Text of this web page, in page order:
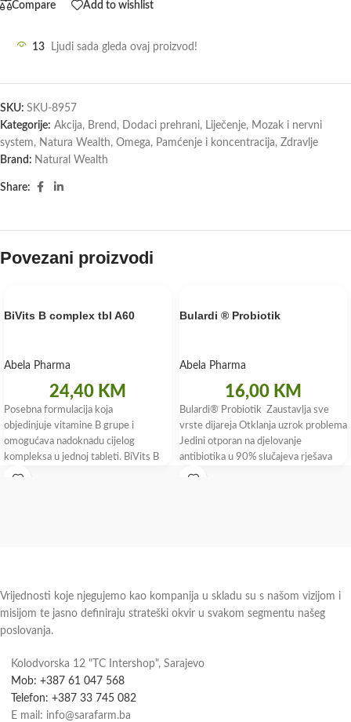
Compare Add to wishlist
13 Ljudi sada gleda ovaj proizvod!
SKU: SKU-8957
Kategorije: Akcija, Brend , Dodaci prehrani, Liječenje, Mozak i nervni
system, Natura Wealth, Omega, Pamćenje i koncentracija, Zdravlje
Brand: Natural Wealth
Share:
Povezani proizvodi
BiVits B complex tbl A60
Abela Pharma
24,40 KM
Posebna formulacija koja
objedinjuje vitamine B grupe i
omogućava nadoknadu cijelog
kompleksa u jednoj tableti. BiVits B
complex sadrži aktivni oblik folne
Bulardi ® Probiotik
Abela Pharma
16,00 KM
Bulardi® Probiotik Zaustavlja sve
vrste dijareja Otklanja uzrok problema
Jedini otporan na djelovanje
antibiotika u 90% slučajeva rješava
putnu dijareju Bulardi®
Vrijednosti koje njegujemo kao kompanija u skladu su s našom vizijom i
misijom te jasno definiraju strateški okvir u svakom segmentu našeg
poslovanja.
Kolodvorska 12 "TC Intershop", Sarajevo
Mob: +387 61 047 568
Telefon: +387 33 745 082
E mail: info@sarafarm.ba